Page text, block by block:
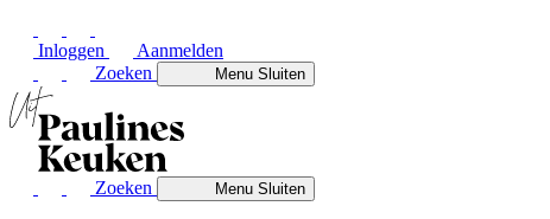
Inloggen
Aanmelden
Zoeken
MenuSluiten
Zoeken MenuSluiten